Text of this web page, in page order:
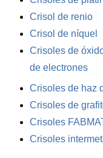
Crisol de renio
Crisol de níquel
Crisoles de
de electrones
Crisoles de haz
Crisoles de
Crisoles
Crisoles